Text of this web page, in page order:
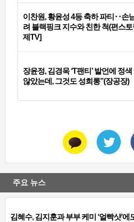
이찬원, 황윤성 4등 축하 파티‥손
려 블랙핑크 지수와 친한 척(편스토
제TV]
장윤정, 김경욱 ‘T팬티’ 발언에 정색
않았는데, 그것도 성희롱”(장공장)
주요 뉴스
김혜수, 김지훈과 부부 케미 ‘얼빡샷’에